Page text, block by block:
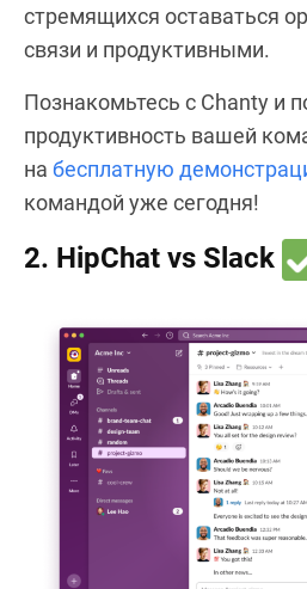
стремящихся оставаться
связи и продуктивными.
Познакомьтесь с Chanty и
продуктивность вашей
на бесплатную
командой уже сегодня!
2. HipChat vs Slack